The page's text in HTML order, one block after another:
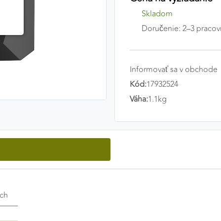
Skladom
Doručenie: 2–3
Informovať sa v obchode
Kód:17932524
Váha:1.1kg